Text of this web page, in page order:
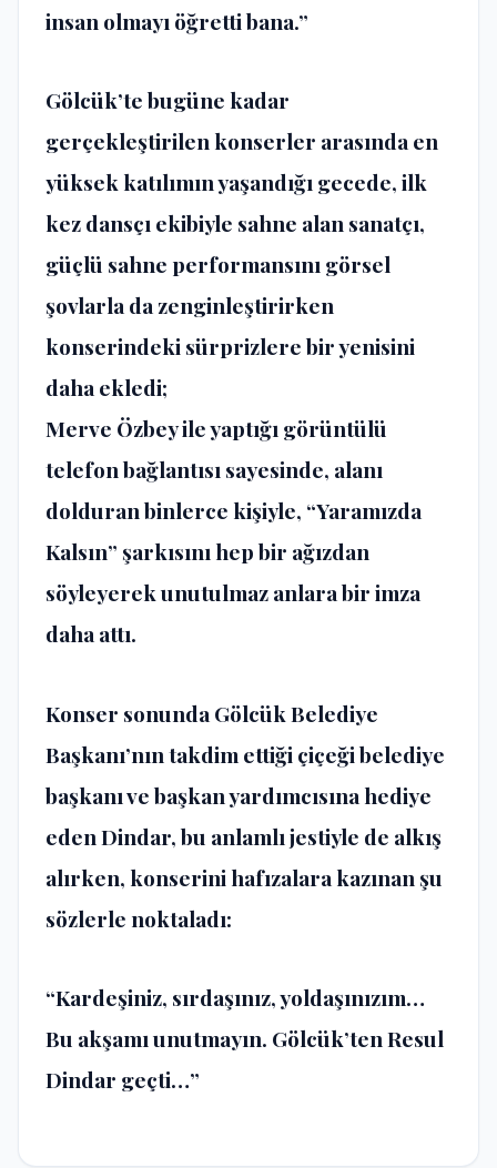
insan olmayı öğretti bana.”
Gölcük’te bugüne kadar
gerçekleştirilen konserler arasında en
yüksek katılımın yaşandığı gecede, ilk
kez dansçı ekibiyle sahne alan sanatçı,
güçlü sahne performansını görsel
şovlarla da zenginleştirirken
konserindeki sürprizlere bir yenisini
daha ekledi;
Merve Özbey ile yaptığı görüntülü
telefon bağlantısı sayesinde, alanı
dolduran binlerce kişiyle, “Yaramızda
Kalsın” şarkısını hep bir ağızdan
söyleyerek unutulmaz anlara bir imza
daha attı.
Konser sonunda Gölcük Belediye
Başkanı’nın takdim ettiği çiçeği belediye
başkanı ve başkan yardımcısına hediye
eden Dindar, bu anlamlı jestiyle de alkış
alırken, konserini hafızalara kazınan şu
sözlerle noktaladı:
“Kardeşiniz, sırdaşınız, yoldaşınızım…
Bu akşamı unutmayın. Gölcük’ten Resul
Dindar geçti…”